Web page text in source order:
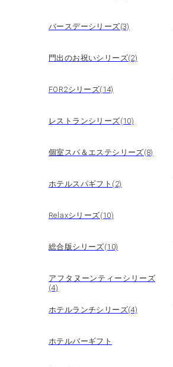
バースデーシリーズ(3)
門出のお祝いシリーズ(2)
FOR2シリーズ(14)
レストランシリーズ(10)
個室スパ＆エステシリーズ(8)
ホテルスパギフト(2)
Relaxシリーズ(10)
総合版シリーズ(10)
アフタヌーンティーシリーズ
(4)
ホテルランチシリーズ(4)
ホテルバーギフト